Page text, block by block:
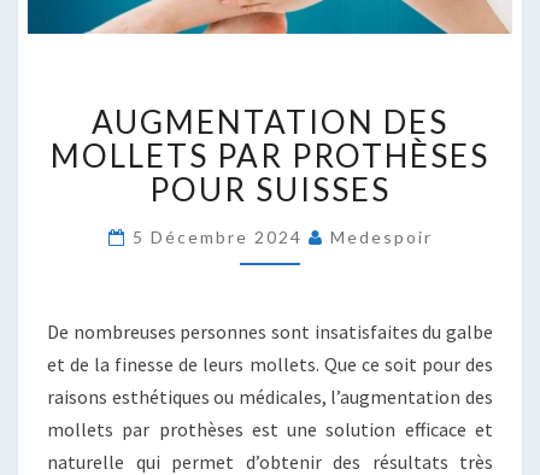
DES
MOLLETS
PAR
PROTHÈSES
POUR
SUISSES
AUGMENTATION DES
MOLLETS PAR PROTHÈSES
POUR SUISSES
5 Décembre 2024 Medespoir
De nombreuses personnes sont insatisfaites du galbe
et de la finesse de leurs mollets. Que ce soit pour des
raisons esthétiques ou médicales, l’augmentation des
mollets par prothèses est une solution efficace et
naturelle qui permet d’obtenir des résultats très